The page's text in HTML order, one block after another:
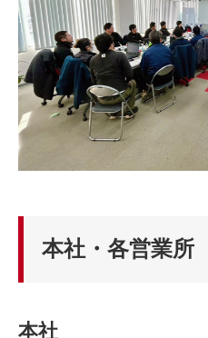
本社・各営業所
本社